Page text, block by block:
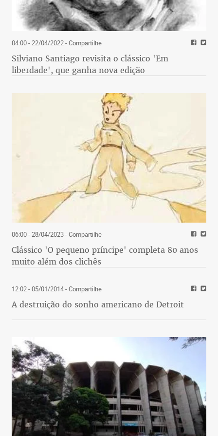
04:00 - 22/04/2022- Compartilhe
Silviano Santiago revisita o clássico 'Em
liberdade', que ganha nova edição
06:00 - 28/04/2023- Compartilhe
Clássico 'O pequeno príncipe' completa 80 anos
muito além dos clichês
12:02 - 05/01/2014- Compartilhe
A destruição do sonho americano de Detroit